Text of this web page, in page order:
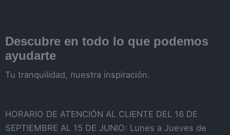
Descubre en todo lo que podemos
ayudarte
Tu tranquilidad, nuestra inspiración.
HORARIO DE ATENCIÓN AL CLIENTE DEL 16 DE
SEPTIEMBRE AL 15 DE JUNIO: Lunes a Jueves de